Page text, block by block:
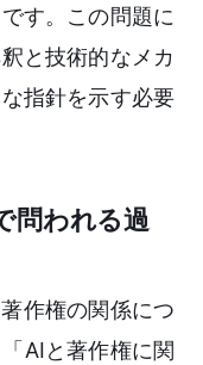
す。この問題に
と技術的なメカ
指針を示す必要
問われる過
作権の関係につ
AIと著作権に関